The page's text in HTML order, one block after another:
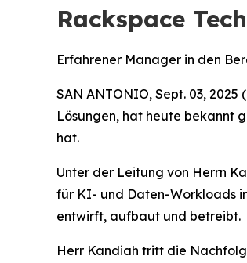
Rackspace
Erfahrener Manager in den
SAN ANTONIO, Sept. 03, 2025
Lösungen, hat heute bekannt
hat.
Unter der Leitung von Herrn
für KI- und Daten-Workloads
entwirft, aufbaut und betreibt.
Herr Kandiah tritt die